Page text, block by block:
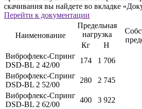
скачивания вы найдете во вкладке
Перейти к документации
Наименование
Предельная
нагрузка
Кг
Н
Виброфлекс-Спринг
DSD-BL 2 42/00
174 1 706
Виброфлекс-Спринг
DSD-BL 2 52/00
280 2 745
Виброфлекс-Спринг
DSD-BL 2 62/00
400 3 922